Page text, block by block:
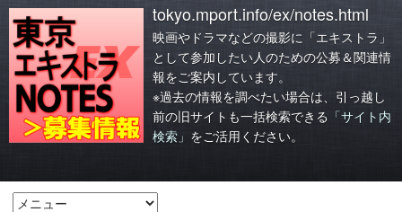
tokyo.mport.info/ex/notes.html
映画やドラマなどの撮影に「エキストラ」
として参加したい人のための公募＆関連情
報をご案内しています。
※過去の情報を調べたい場合は、引っ越し
前の旧サイトも一括検索できる 「サイト内
検索」 をご活用ください。